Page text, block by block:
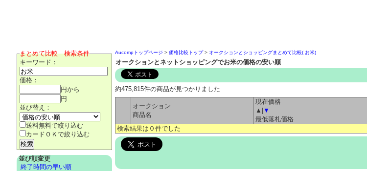
Aucompトップページ >価格比較トップ> オークションとショッピングまとめて比較( お米)
オークションとネットショッピングでお米の価格の安い順
約475,815件の商品が見つかりました
オークション
商品名
現在価格
▲|▼
最低落札価格
検索結果は０件でした
まとめて比較 検索条件
キーワード：
価格：
円から
円
並び替え：
送料無料で絞り込む
カードＯＫで絞り込む
並び順変更
終了時間の早い順